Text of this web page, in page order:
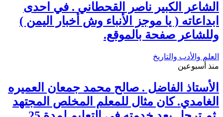
الشاعر الكبير ناصر القحطاني . في احدى
ابداعاته ( يا موجز الأنباء وش أخبار اليمن )
وللشاعر صفحة بالموقع.
العلم والأدب والتاريخ
منذ أسبوعين
الأستاذ الفاضل . صالح محمد جمعان العميره
الغامدي. كان مثال للمعلم المخلص المجتهد